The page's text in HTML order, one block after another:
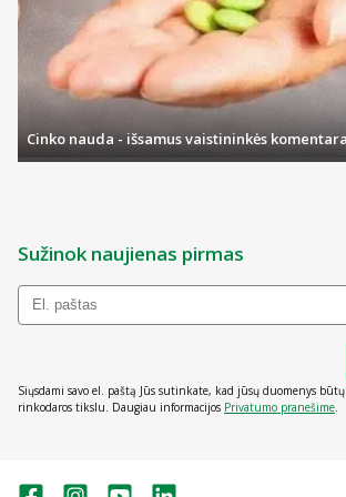
Cinko nauda - išsamus vaistininkės
Sužinok naujienas pirmas
Siųsdami savo el. paštą Jūs sutinkate, kad jūsų duomenys
rinkodaros tikslu. Daugiau informacijos Privatumo pranešime.